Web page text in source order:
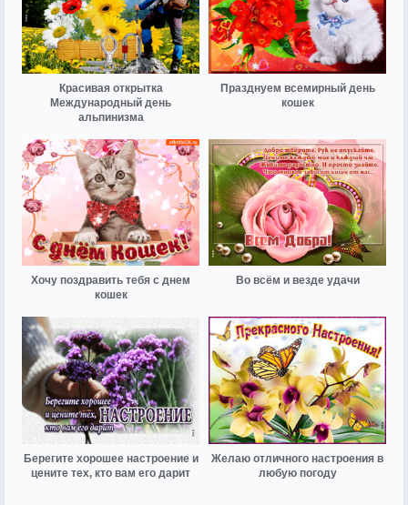
Красивая открытка
Международный день
альпинизма
Празднуем всемирный день
кошек
Хочу поздравить тебя с днем
кошек
Во всём и везде удачи
Берегите хорошее настроение и
цените тех, кто вам его дарит
Желаю отличного настроения в
любую погоду